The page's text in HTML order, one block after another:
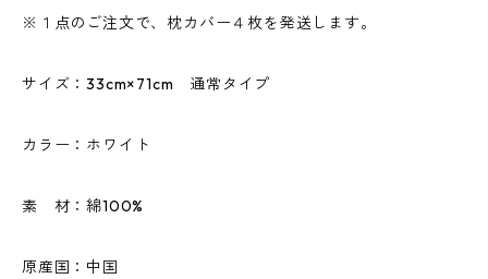
※１点のご注文で、枕カバー４枚を発送します。
サイズ：33cm×71cm 通常タイプ
カラー：ホワイト
素 材：綿100%
原産国：中国